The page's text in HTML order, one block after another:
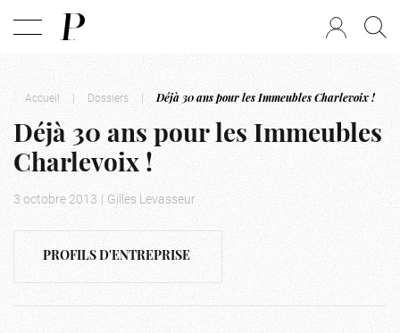
Accueil | Dossiers | Déjà 30 ans pour les Immeubles Charlevoix !
Déjà 30 ans pour les Immeubles
Charlevoix !
3 octobre 2013 | Gilles Levasseur
PROFILS D'ENTREPRISE